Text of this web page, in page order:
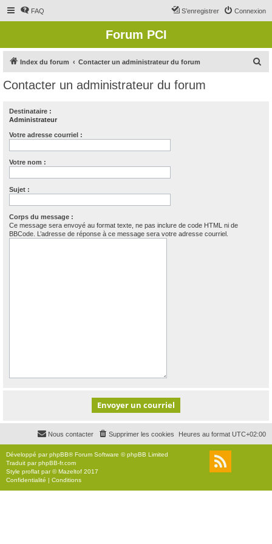
FAQ Connexion
S’enregistrer
Forum PCI
Index du forum Contacter un administrateur du forum
Contacter un administrateur du forum
Destinataire :
Administrateur
Votre adresse courriel :
Votre nom :
Sujet :
Corps du message :
Ce message sera envoyé au format texte, ne pas inclure de code HTML ni de
BBCode. L’adresse de réponse à ce message sera votre adresse courriel.
Heures au format UTC+02:00
Supprimer les cookies
Nous contacter
Développé parphpBB® Forum Software © phpBB Limited
Traduit parphpBB-fr.com
Style proflat par ©Mazeltof 2017
Confidentialité | Conditions